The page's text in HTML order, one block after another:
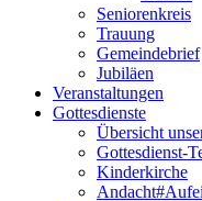
Seniorenkreis
Trauung
Gemeindebrief
Jubiläen
Veranstaltungen
Gottesdienste
Übersicht
Gottesdienst-
Kinderkirche